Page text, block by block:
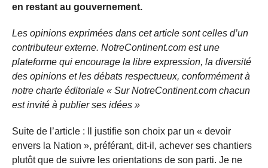
en restant au gouvernement.
Les opinions exprimées dans cet article sont celles d’un
contributeur externe. NotreContinent.com est une
plateforme qui encourage la libre expression, la diversité
des opinions et les débats respectueux, conformément à
notre charte éditoriale « Sur NotreContinent.com chacun
est invité à publier ses idées »
Suite de l’article : Il justifie son choix par un « devoir
envers la Nation », préférant, dit-il, achever ses chantiers
plutôt que de suivre les orientations de son parti. Je ne